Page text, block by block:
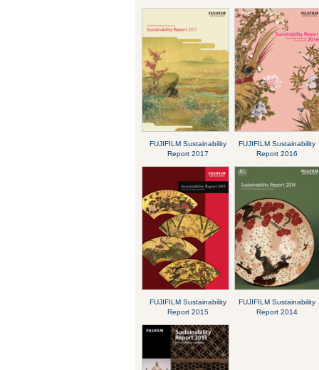
FUJIFILM Sustainability
Report 2017
FUJIFILM Sustainability
Report 2016
FUJIFILM Sustainability
Report 2015
FUJIFILM Sustainability
Report 2014